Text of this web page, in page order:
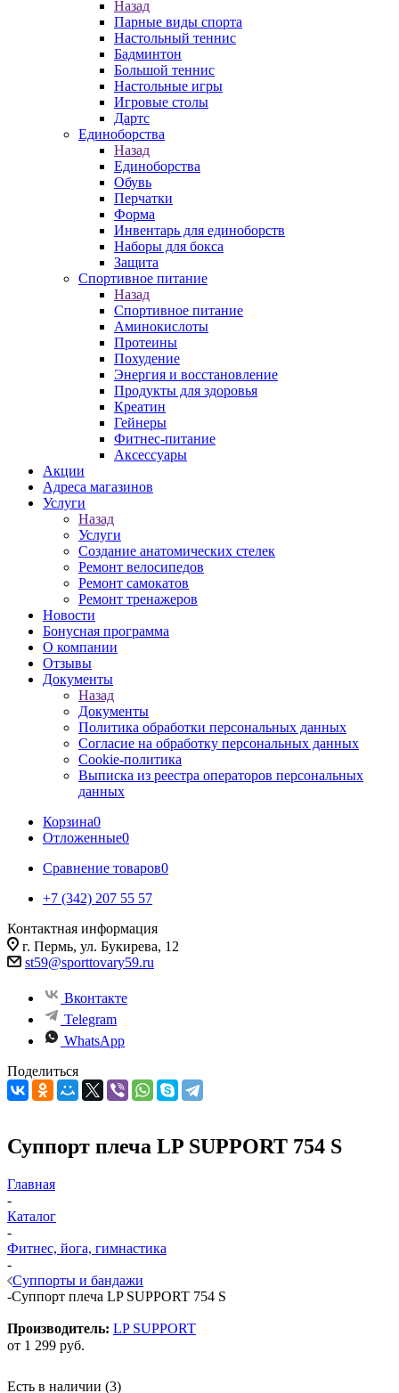
Назад
Парные виды спорта
Настольный теннис
Бадминтон
Большой теннис
Настольные игры
Игровые столы
Дартс
Единоборства
Назад
Единоборства
Обувь
Перчатки
Форма
Инвентарь для единоборств
Наборы для бокса
Защита
Спортивное питание
Назад
Спортивное питание
Аминокислоты
Протеины
Похудение
Энергия и восстановление
Продукты для здоровья
Креатин
Гейнеры
Фитнес-питание
Аксессуары
Акции
Адреса магазинов
Услуги
Назад
Услуги
Создание анатомических стелек
Ремонт велосипедов
Ремонт самокатов
Ремонт тренажеров
Новости
Бонусная программа
О компании
Отзывы
Документы
Назад
Документы
Политика обработки персональных данных
Согласие на обработку персональных данных
Cookie-политика
Выписка из реестра операторов персональных
данных
Корзина0
Отложенные0
Сравнение товаров0
+7 (342) 207 55 57
Контактная информация
г. Пермь, ул. Букирева, 12
st59@sporttovary59.ru
Вконтакте
Telegram
WhatsApp
Поделиться
Суппорт плеча LP SUPPORT 754 S
Главная
-
Каталог
-
Фитнес, йога, гимнастика
-
Суппорты и бандажи
-Суппорт плеча LP SUPPORT 754 S
Производитель: LP SUPPORT
от 1 299 руб.
Есть в наличии (3)